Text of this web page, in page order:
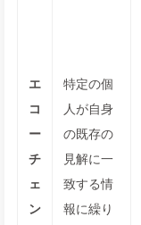
エ
コ
ー
チ
ェ
ン
特定の個
人が自身
の既存の
見解に一
致する情
報に繰り